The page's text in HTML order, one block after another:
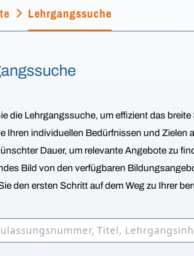
Lehrgangssuche
die Lehrgangssuche, um effizient das
Ihren individuellen Bedürfnissen und
Dauer, um relevante Angebote zu
Bild von den verfügbaren
den ersten Schritt auf dem Weg zu Ihrer